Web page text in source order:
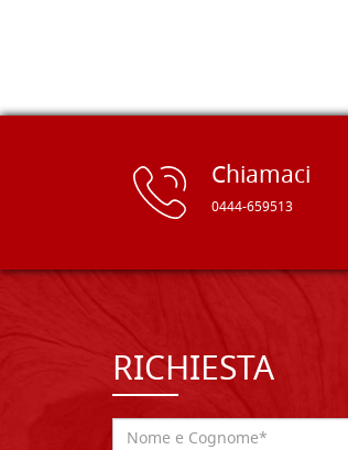
Chiamaci
0444-659513
RICHIESTA